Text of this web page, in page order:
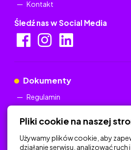
Kontakt
Śledź nas w Social Media
Dokumenty
Regulamin
Pliki cookie na naszej
Używamy plików cookie, aby
działanie serwisu, analizować